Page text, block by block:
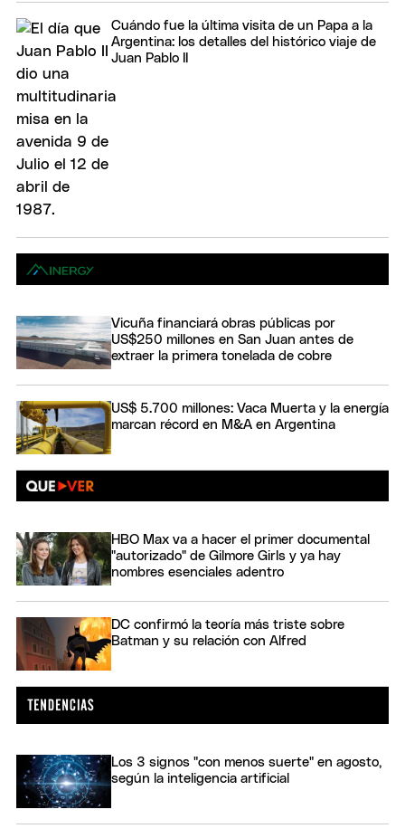
Cuándo fue la última visita de un Papa a la
Argentina: los detalles del histórico viaje de
Juan Pablo II
Vicuña financiará obras públicas por
US$250 millones en San Juan antes de
extraer la primera tonelada de cobre
US$ 5.700 millones: Vaca Muerta y la energía
marcan récord en M&A en Argentina
HBO Max va a hacer el primer documental
"autorizado" de Gilmore Girls y ya hay
nombres esenciales adentro
DC confirmó la teoría más triste sobre
Batman y su relación con Alfred
Los 3 signos "con menos suerte" en agosto,
según la inteligencia artificial